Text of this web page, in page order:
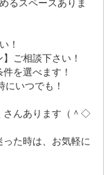
るスペースありま
！
ご相談下さい！
を選べます！
にいつでも！
さんあります（＾◇
た時は、お気軽に